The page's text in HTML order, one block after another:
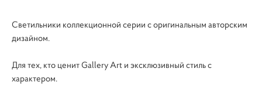
Светильники коллекционной серии с оригинальным авторским
дизайном.
Для тех, кто ценит Gallery Art и эксклюзивный стиль с
характером.